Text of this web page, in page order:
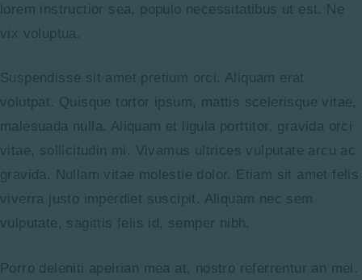
lorem instructior sea, populo necessitatibus ut est. Ne
vix voluptua.
Suspendisse sit amet pretium orci. Aliquam erat
volutpat. Quisque tortor ipsum, mattis scelerisque vitae,
malesuada nulla. Aliquam et ligula porttitor, gravida orci
vitae, sollicitudin mi. Vivamus ultrices vulputate arcu ac
gravida. Nullam vitae molestie dolor. Etiam sit amet felis
viverra justo imperdiet suscipit. Aliquam nec sem
vulputate, sagittis felis id, semper nibh.
Porro deleniti apeirian mea at, nostro referrentur an mei.